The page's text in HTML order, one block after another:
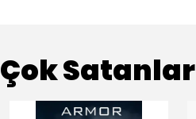
Çok Satanlar